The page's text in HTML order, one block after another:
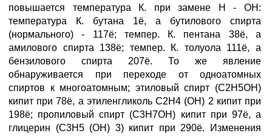
повышается температура К. при замене Н - ОН:
температура К. бутана 1ё, а бутилового спирта
(нормального) - 117ё; темпер. К. пентана 38ё, а
амилового спирта 138ё; темпер. К. толуола 111ё, а
бензилового спирта 207ё. То же явление
обнаруживается при переходе от одноатомных
спиртов к многоатомным; этиловый спирт (С2Н5ОН)
кипит при 78ё, а этиленгликоль С2Н4 (ОН) 2 кипит при
198ё; пропиловый спирт (C3H7OH) кипит при 97ё, а
глицерин (С3Н5 (ОН) 3) кипит при 290ё. Изменения